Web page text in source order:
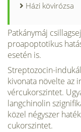
Házi kövirózsa
Patkánymáj
proapoptotikus
esetén is.
Streptozocin-
kivonata növelte az
vércukorszintet.
langchinolin
közel négyszer
cukorszintet.